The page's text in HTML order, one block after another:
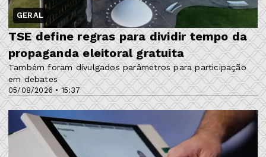
GERAL
05/08/2026 • 15:37
TSE define regras para dividir tempo da
propaganda eleitoral gratuita
Também foram divulgados parâmetros para participação
em debates